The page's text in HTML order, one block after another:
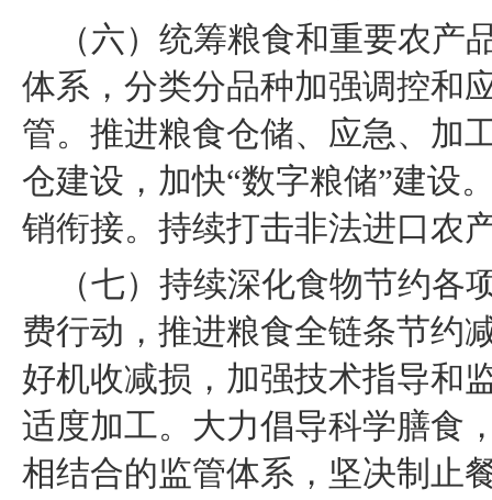
（六）统筹粮食和重要农
体系，分类分品种加强调控和
管。推进粮食仓储、应急、加
仓建设，加快“数字粮储”建设
销衔接。持续打击非法进口农
（七）持续深化食物节约
费行动，推进粮食全链条节约
好机收减损，加强技术指导和
适度加工。大力倡导科学膳食
相结合的监管体系，坚决制止